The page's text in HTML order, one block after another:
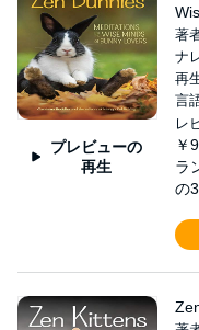
プレビューの
再生
著
ナ
再
言
レ
￥
ラ
の